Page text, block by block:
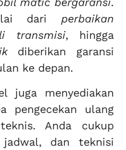
dari perbaikan
transmisi, hingga
diberikan garansi
ke depan.
juga menyediakan
pengecekan ulang
Anda cukup
dan teknisi